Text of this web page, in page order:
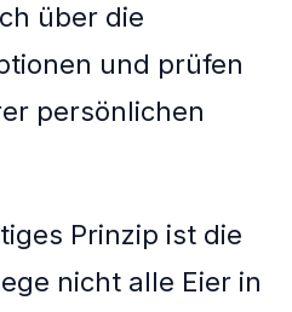
über die
und prüfen
persönlichen
Prinzip ist die
nicht alle Eier in